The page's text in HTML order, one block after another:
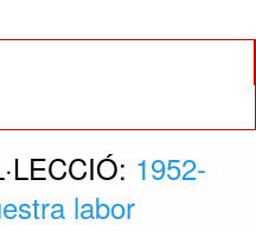
1952-
labor